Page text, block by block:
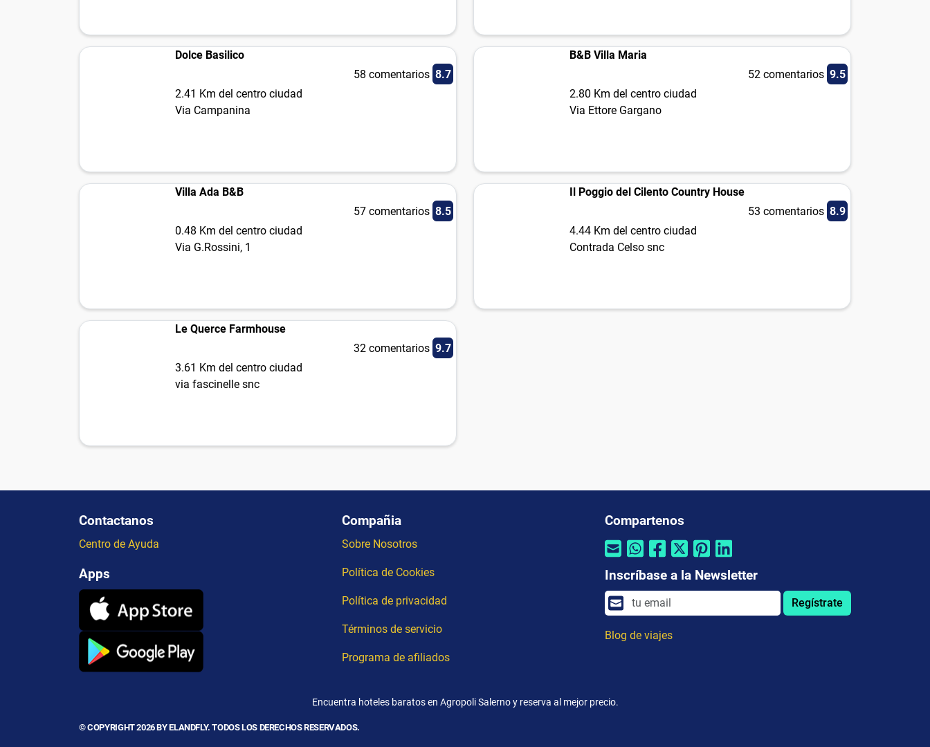
Dolce Basilico
58 comentarios 8.7
2.41 Km del centro ciudad
Via Campanina
B&B Villa Maria
52 comentarios 9.5
2.80 Km del centro ciudad
Via Ettore Gargano
Villa Ada B&B
57 comentarios 8.5
0.48 Km del centro ciudad
Via G.Rossini, 1
Il Poggio del Cilento Country House
53 comentarios 8.9
4.44 Km del centro ciudad
Contrada Celso snc
Le Querce Farmhouse
32 comentarios 9.7
3.61 Km del centro ciudad
via fascinelle snc
Contactanos
Centro de Ayuda
Apps
Compañia
Sobre Nosotros
Política de Cookies
Política de privacidad
Términos de servicio
Programa de afiliados
Compartenos
Inscríbase a la Newsletter
Regístrate
Blog de viajes
Encuentra hoteles baratos en Agropoli Salerno y reserva al mejor precio.
© COPYRIGHT 2026 BY ELANDFLY. TODOS LOS DERECHOS RESERVADOS.